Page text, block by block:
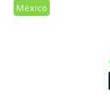
México